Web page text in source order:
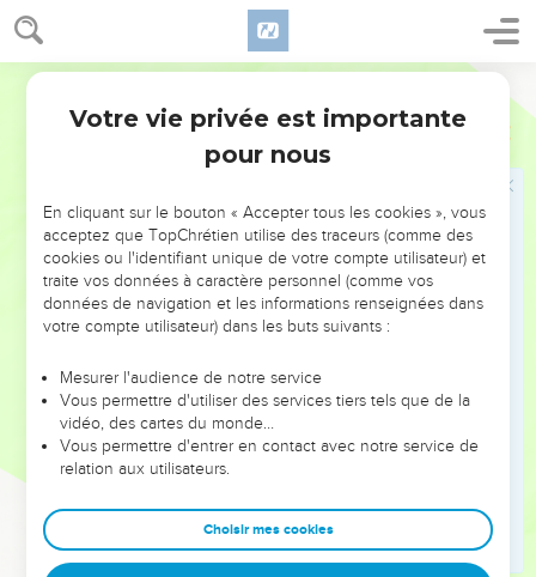
Genèse 32
27 Puis il dit à Jacob : « Le jour se lève. Laisse-moi partir. »
Jacob répond : « Je ne te laisserai pas partir. Bénis-moi
d’abord. »
L’autre demande : « Quel est ton nom ? » Jacob répond :
nom sera Israël. En effet, tu as lutté avec Dieu et avec les
hommes, et tu as été le plus fort. »
Jacob lui demande : « Je t’en prie, dis-moi ton nom. »
L’autre répond : « Tu veux savoir mon nom ? Pourquoi
donc ? » Puis il bénit Jacob.
Jacob dit : « J’ai vu le visage de Dieu, et je suis encore en
vie ! » Et il appelle cet endroit Penouel, c’est-à-dire « Visage
de Dieu ».
Quand le soleil se lève, Jacob passe la rivière à Penouel. Il
Aujourd’hui encore, les Israélites ne mangent pas le
muscle de la hanche. En effet, Jacob a été blessé à ce
Votre vie privée est importante
pour nous
En cliquant sur le bouton « Accepter tous les cookies », vous
acceptez que TopChrétien utilise des traceurs (comme des
cookies ou l'identifiant unique de votre compte utilisateur) et
traite vos données à caractère personnel (comme vos
données de navigation et les informations renseignées dans
votre compte utilisateur) dans les buts suivants :
Mesurer l'audience de notre service
Vous permettre d'utiliser des services tiers tels que de la
vidéo, des cartes du monde…
Vous permettre d'entrer en contact avec notre service de
relation aux utilisateurs.
Choisir mes cookies